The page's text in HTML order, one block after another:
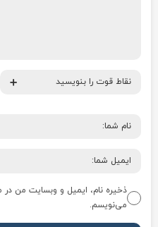
ذخیره نام، ایمیل و وبسایت من در
می‌نویسم.